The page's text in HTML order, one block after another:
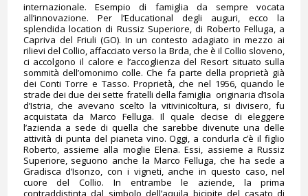
internazionale. Esempio di famiglia da sempre vocata
all’innovazione. Per l’Educational degli auguri, ecco la
splendida location di Russiz Superiore, di Roberto Felluga, a
Capriva del Friuli (GO). In un contesto adagiato in mezzo ai
rilievi del Collio, affacciato verso la Brda, che è il Collio sloveno,
ci accolgono il calore e l’accoglienza del Resort situato sulla
sommità dell’omonimo colle. Che fa parte della proprietà già
dei Conti Torre e Tasso. Proprietà, che nel 1956, quando le
strade dei due dei sette fratelli della famiglia originaria d’Isola
d’Istria, che avevano scelto la vitivinicoltura, si divisero, fu
acquistata da Marco Felluga. Il quale decise di eleggere
l’azienda a sede di quella che sarebbe divenute una delle
attività di punta del pianeta vino. Oggi, a condurla c’è il figlio
Roberto, assieme alla moglie Elena. Essi, assieme a Russiz
Superiore, seguono anche la Marco Felluga, che ha sede a
Gradisca d’Isonzo, con i vigneti, anche in questo caso, nel
cuore del Collio. In entrambe le aziende, la prima
contraddistinta dal simbolo dell’aquila bicipite del casato di